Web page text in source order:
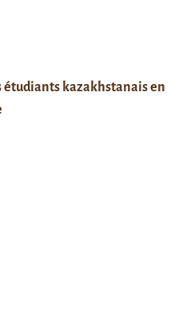
étudiants kazakhstanais en